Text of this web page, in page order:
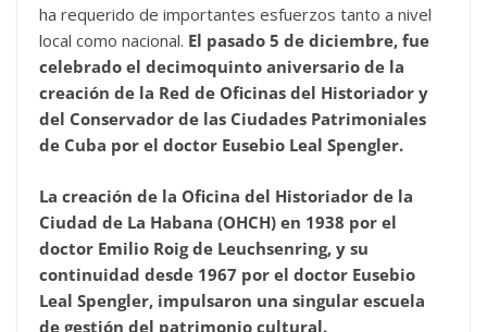
ha requerido de importantes esfuerzos tanto a nivel
local como nacional. El pasado 5 de diciembre, fue
celebrado el decimoquinto aniversario de la
creación de la Red de Oficinas del Historiador y
del Conservador de las Ciudades Patrimoniales
de Cuba por el doctor Eusebio Leal Spengler.
La creación de la Oficina del Historiador de la
Ciudad de La Habana (OHCH) en 1938 por el
doctor Emilio Roig de Leuchsenring, y su
continuidad desde 1967 por el doctor Eusebio
Leal Spengler, impulsaron una singular escuela
de gestión del patrimonio cultural.